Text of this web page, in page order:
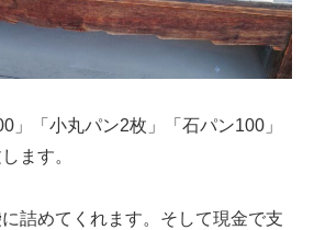
」「小丸パン2枚」「石パン100」
ます。
詰めてくれます。そして現金で支